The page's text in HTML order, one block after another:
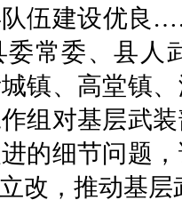
伍建设优良
常委、县人
镇、高堂镇
组对基层武
的细节问题
改，推动基